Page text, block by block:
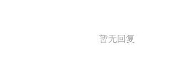
暂无回复